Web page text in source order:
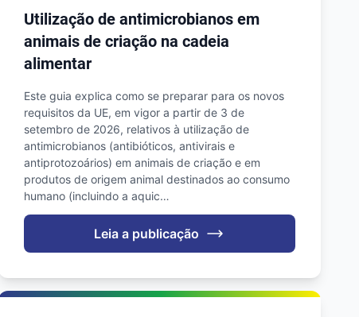
Utilização de antimicrobianos em
animais de criação na cadeia
alimentar
Este guia explica como se preparar para os novos
requisitos da UE, em vigor a partir de 3 de
setembro de 2026, relativos à utilização de
antimicrobianos (antibióticos, antivirais e
antiprotozoários) em animais de criação e em
produtos de origem animal destinados ao consumo
humano (incluindo a aquic…
Leia a publicação